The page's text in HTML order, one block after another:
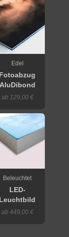
Edel
Fotoabzug
AluDibond
ab 129,00 €
Beleuchtet
LED-
Leuchtbild
ab 449,00 €